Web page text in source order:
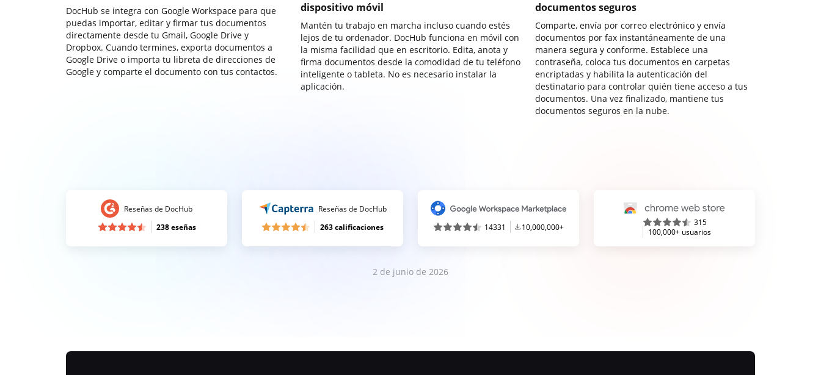
DocHub se integra con Google Workspace para que
puedas importar, editar y firmar tus documentos
directamente desde tu Gmail, Google Drive y
Dropbox. Cuando termines, exporta documentos a
Google Drive o importa tu libreta de direcciones de
Google y comparte el documento con tus contactos.
dispositivo móvil
Mantén tu trabajo en marcha incluso cuando estés
lejos de tu ordenador. DocHub funciona en móvil con
la misma facilidad que en escritorio. Edita, anota y
firma documentos desde la comodidad de tu teléfono
inteligente o tableta. No es necesario instalar la
aplicación.
documentos seguros
Comparte, envía por correo electrónico y envía
documentos por fax instantáneamente de una
manera segura y conforme. Establece una
contraseña, coloca tus documentos en carpetas
encriptadas y habilita la autenticación del
destinatario para controlar quién tiene acceso a tus
documentos. Una vez finalizado, mantiene tus
documentos seguros en la nube.
Reseñas de DocHub
238 eseñas
Reseñas de DocHub
263 calificaciones
14331 10,000,000+
315
100,000+ usuarios
2 de junio de 2026